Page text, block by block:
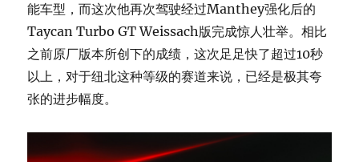
能车型，而这次他再次驾驶经过Manthey强化后的
Taycan Turbo GT Weissach版完成惊人壮举。相比
之前原厂版本所创下的成绩，这次足足快了超过10秒
以上，对于纽北这种等级的赛道来说，已经是极其夸
张的进步幅度。